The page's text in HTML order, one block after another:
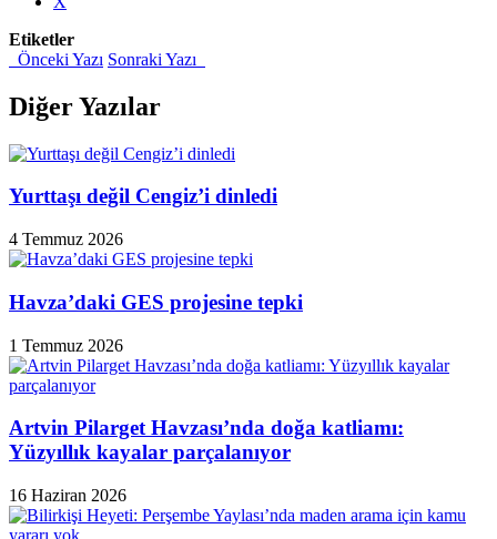
Etiketler
Önceki Yazı Sonraki Yazı
Diğer Yazılar
Yurttaşı değil Cengiz’i dinledi
4 Temmuz 2026
Havza’daki GES projesine tepki
1 Temmuz 2026
Artvin Pilarget Havzası’nda doğa katliamı:
Yüzyıllık kayalar parçalanıyor
16 Haziran 2026